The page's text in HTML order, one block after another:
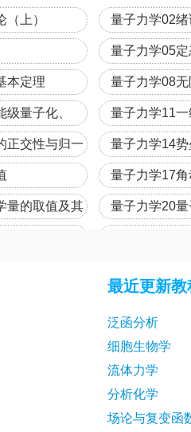
上）
量子力学02
符
量子力学05定
本定理 量子力学08
量子化、
量子力学11
正交性与归一
量子力学14势
量子力学17
量的取值及其
量子力学20
共同本征态
方程
超几何方程
量子力学32
子问题
量子力学35
克符号
量子力学38
Ⅰ
量子力学42
最近更新教
泛函分析
细胞生物学
流体力学
分析化学
场论与复变函